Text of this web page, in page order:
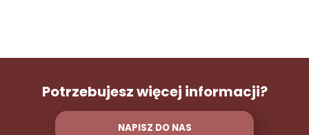
Potrzebujesz więcej informacji?
NAPISZ DO NAS